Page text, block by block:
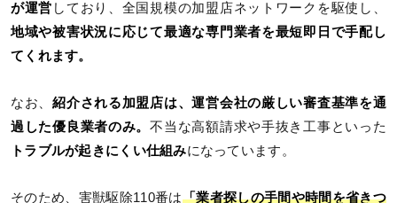
が運営 しており、全国規模の加盟店ネットワークを駆使し、
地域や被害状況に応じて最適な専門業者を最短即日で手配し
てくれます。
なお、紹介される加盟店は、運営会社の厳しい審査基準を通
過した優良業者のみ。不当な高額請求や手抜き工事といった
トラブルが起きにくい仕組みになっています。
そのため、害獣駆除110番は「業者探しの手間や時間を省きつ